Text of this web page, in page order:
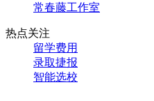
常春藤工作室
热点关注
留学费用
录取捷报
智能选校